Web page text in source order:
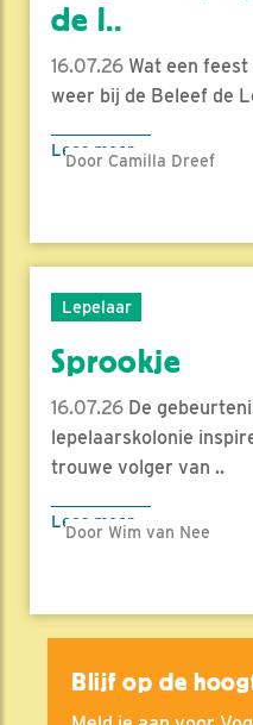
de l..
16.07.26 Wat een
weer bij de Beleef de
Lees meer
Door Camilla Dreef
Lepelaar
Sprookje
16.07.26 De
lepelaarskolonie
trouwe volger van ..
Lees meer
Door Wim van Nee
Blijf op de